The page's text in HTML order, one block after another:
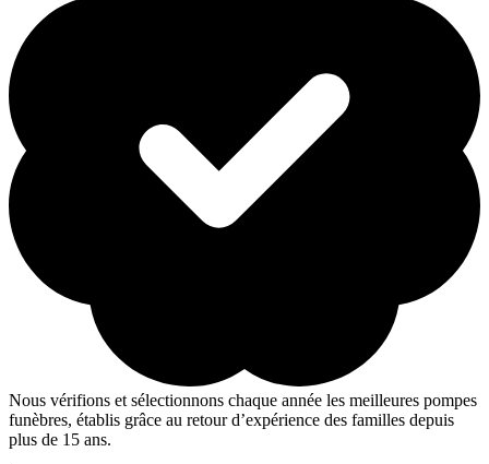
Nous vérifions et sélectionnons chaque année les meilleures pompes
funèbres, établis grâce au retour d’expérience des familles depuis
plus de 15 ans.